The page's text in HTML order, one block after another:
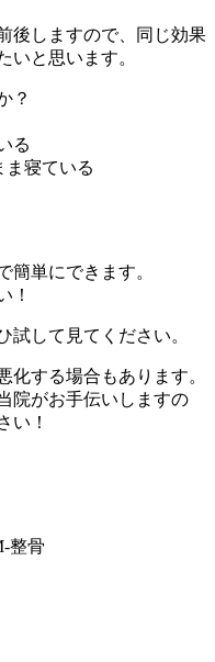
後しますので、同じ効果
いと思います。
？
る
ま寝ている
簡単にできます。
！
試して見てください。
化する場合もあります。
院がお手伝いしますの
い！
整骨